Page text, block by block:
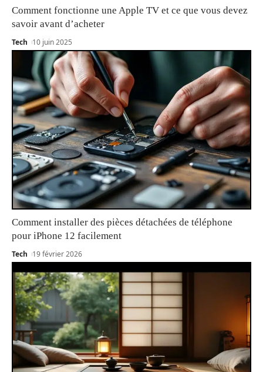
Comment fonctionne une Apple TV et ce que vous devez
savoir avant d’acheter
Tech 10 juin 2025
Comment installer des pièces détachées de téléphone
pour iPhone 12 facilement
Tech 19 février 2026